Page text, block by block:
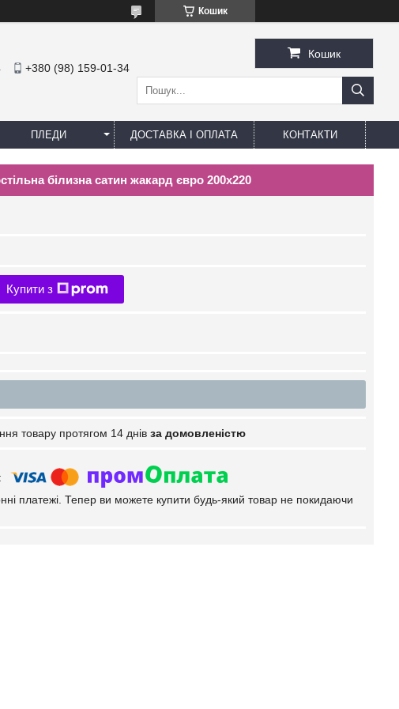
Кошик
+380 (98) 159-01-34
Кошик
ПЛЕДИ ДОСТАВКА І ОПЛАТА КОНТАКТИ
білизна сатин жакард євро 200х220
Купити з
товару протягом 14 днів за домовленістю
платежі. Тепер ви можете купити будь-який товар не покидаючи